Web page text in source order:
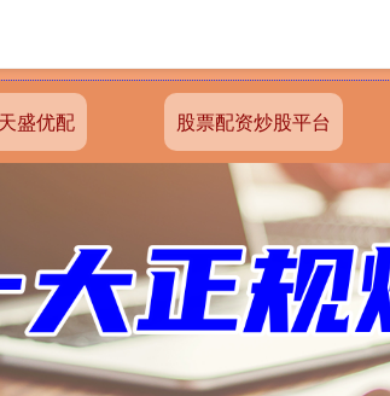
天盛优配 股票配资炒股平台